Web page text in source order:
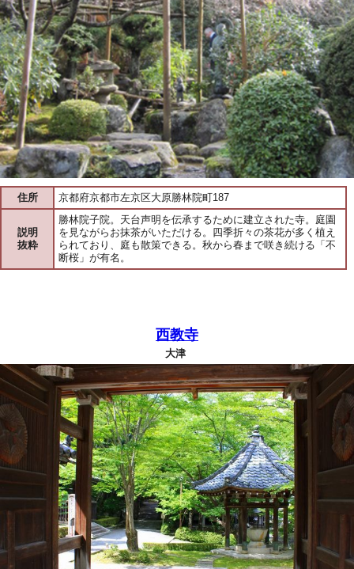
住所 京都府京都市左京区大原勝林院町187
説明
抜粋
勝林院子院。天台声明を伝承するために建立された寺。庭園
を見ながらお抹茶がいただける。四季折々の茶花が多く植え
られており、庭も散策できる。秋から春まで咲き続ける「不
断桜」が有名。
西教寺
大津